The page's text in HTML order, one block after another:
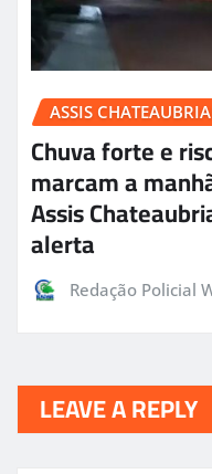
ASSIS
Chuva forte e
marcam a
Assis
alerta
Redação Policial
LEAVE A REPLY